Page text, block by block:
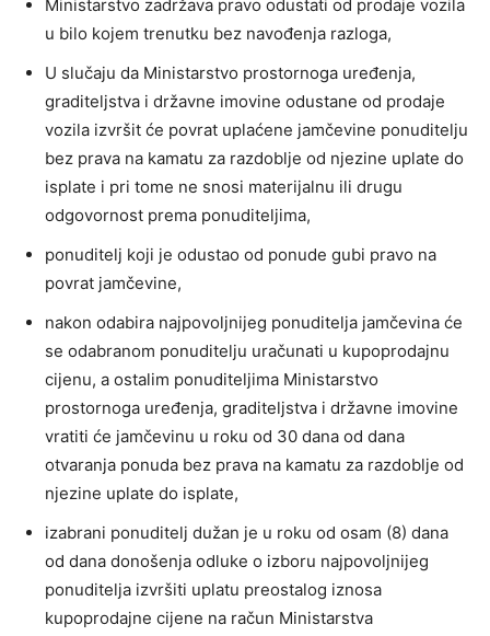
Ministarstvo zadržava pravo odustati od prodaje vozila
u bilo kojem trenutku bez navođenja razloga,
U slučaju da Ministarstvo prostornoga uređenja,
graditeljstva i državne imovine odustane od prodaje
vozila izvršit će povrat uplaćene jamčevine ponuditelju
bez prava na kamatu za razdoblje od njezine uplate do
isplate i pri tome ne snosi materijalnu ili drugu
odgovornost prema ponuditeljima,
ponuditelj koji je odustao od ponude gubi pravo na
povrat jamčevine,
nakon odabira najpovoljnijeg ponuditelja jamčevina će
se odabranom ponuditelju uračunati u kupoprodajnu
cijenu, a ostalim ponuditeljima Ministarstvo
prostornoga uređenja, graditeljstva i državne imovine
vratiti će jamčevinu u roku od 30 dana od dana
otvaranja ponuda bez prava na kamatu za razdoblje od
njezine uplate do isplate,
izabrani ponuditelj dužan je u roku od osam (8) dana
od dana donošenja odluke o izboru najpovoljnijeg
ponuditelja izvršiti uplatu preostalog iznosa
kupoprodajne cijene na račun Ministarstva